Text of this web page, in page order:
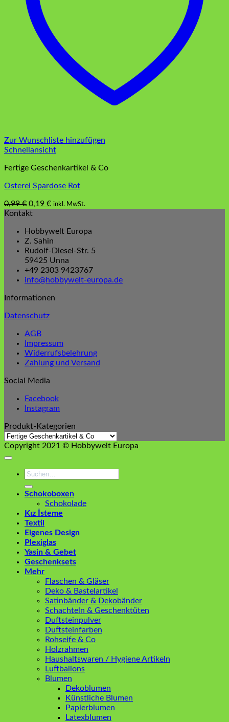
Zur Wunschliste hinzufügen
Schnellansicht
Fertige Geschenkartikel & Co
Osterei Spardose Rot
0,99€ Ursprünglicher
Preis
0,99 €
0,19 €Aktueller
0,19 €.
inkl. MwSt.
Kontakt
Hobbywelt Europa
Z. Sahin
Rudolf-Diesel-Str. 5
59425 Unna
+49 2303 9423767
info@hobbywelt-europa.de
Informationen
Datenschutz
AGB
Impressum
Widerrufsbelehrung
Zahlung und Versand
Social Media
Facebook
Instagram
Produkt-Kategorien
Copyright 2021 © Hobbywelt Europa
Suchen
Schokoboxen
Schokolade
Kız İsteme
Textil
Eigenes Design
Plexiglas
Yasin & Gebet
Geschenksets
Mehr
Flaschen & Gläser
Deko & Bastelartikel
Satinbänder & Dekobänder
Schachteln & Geschenktüten
Duftsteinpulver
Duftsteinfarben
Rohseife & Co
Holzrahmen
Haushaltswaren / Hygiene Artikeln
Luftballons
Blumen
Dekoblumen
Künstliche Blumen
Papierblumen
Latexblumen